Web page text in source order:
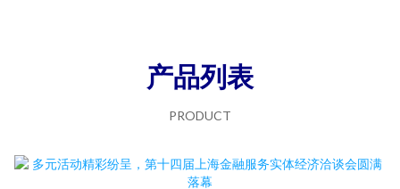
产品列表
PRODUCT